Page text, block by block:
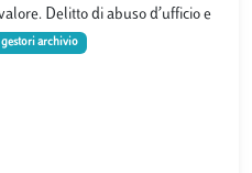
Delitto di abuso d’ufficio e
archivio